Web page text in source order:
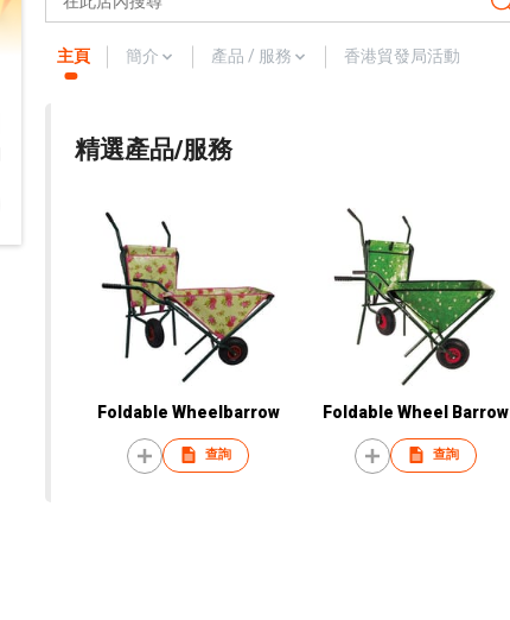
主頁 簡介 產品 / 服務 香港貿發局活動
精選產品/服務
Foldable Wheelbarrow
查詢
Foldable Wheel Barrow
查詢